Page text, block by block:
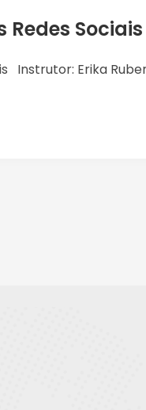
Sociais
Instrutor: Erika